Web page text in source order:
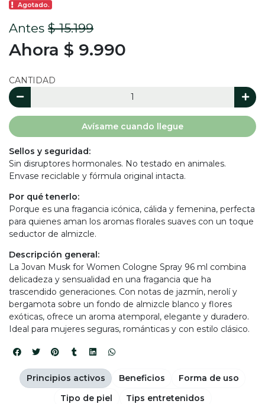
Agotado.
Antes $ 15.199
Ahora $ 9.990
CANTIDAD
Avísame cuando llegue
Sellos y seguridad:
Sin disruptores hormonales. No testado en animales.
Envase reciclable y fórmula original intacta.
Por qué tenerlo:
Porque es una fragancia icónica, cálida y femenina, perfecta
para quienes aman los aromas florales suaves con un toque
seductor de almizcle.
Descripción general:
La Jovan Musk for Women Cologne Spray 96 ml combina
delicadeza y sensualidad en una fragancia que ha
trascendido generaciones. Con notas de jazmín, nerolí y
bergamota sobre un fondo de almizcle blanco y flores
exóticas, ofrece un aroma atemporal, elegante y duradero.
Ideal para mujeres seguras, románticas y con estilo clásico.
Principios activos Beneficios
Forma de uso
Tipo de piel
Tips entretenidos